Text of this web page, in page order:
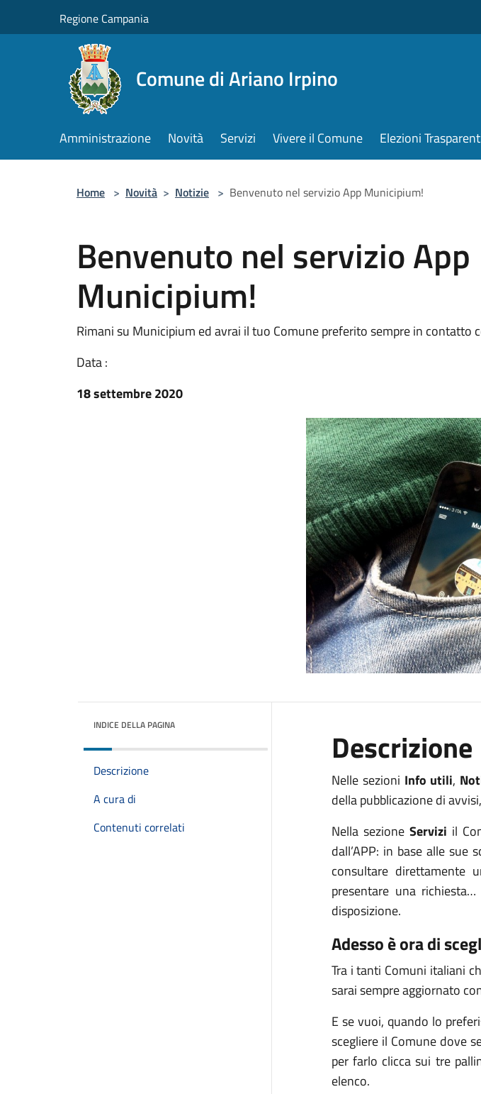
Regione Campania
Comune di Ariano Irpino
Amministrazione Novità Servizi Vivere il Comune Elezioni
Home > Novità > Notizie > Benvenuto nel servizio App Municipium!
Benvenuto nel servizio App
Municipium!
Rimani su Municipium ed avrai il tuo Comune preferito sempre in contatto
Data :
18 settembre 2020
INDICE DELLA PAGINA
Descrizione
A cura di
Contenuti correlati
Descrizione
Nelle sezioni Info utili,
della pubblicazione di
Nella sezione Servizi il
dall’APP: in base alle
consultare direttamente
presentare una
disposizione.
Adesso è ora di
Tra i tanti Comuni italiani
sarai sempre aggiornato
E se vuoi, quando lo
scegliere il Comune dove
per farlo clicca sui tre
elenco.